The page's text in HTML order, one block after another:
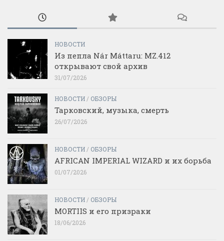
НОВОСТИ
Из пепла Nár Máttaru: MZ.412
открывают свой архив
31/07/2026
НОВОСТИ / ОБЗОРЫ
Тарковский, музыка, смерть
26/07/2026
НОВОСТИ / ОБЗОРЫ
AFRICAN IMPERIAL WIZARD и их борьба
01/07/2026
НОВОСТИ / ОБЗОРЫ
MORTIIS и его призраки
18/06/2026